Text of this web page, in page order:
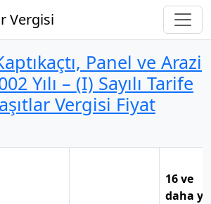
Vergisi
Panel ve Arazi
Yılı – (I) Sayılı Tarife
Vergisi Fiyat
16 ve
daha